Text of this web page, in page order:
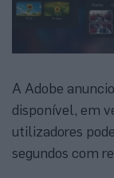
A Adobe
disponível, em
utilizadores
segundos com